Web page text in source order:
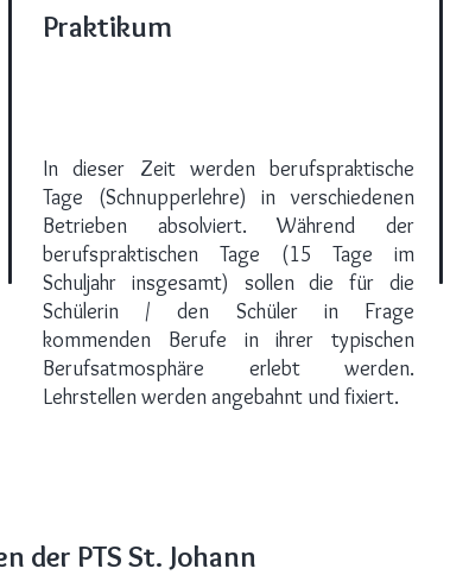
Praktikum
In dieser Zeit werden berufspraktische
Tage (Schnupperlehre) in verschiedenen
Betrieben absolviert. Während der
berufspraktischen Tage (15 Tage im
Schuljahr insgesamt) sollen die für die
Schülerin / den Schüler in Frage
kommenden Berufe in ihrer typischen
Berufsatmosphäre erlebt werden.
Lehrstellen werden angebahnt und fixiert.
der PTS St. Johann